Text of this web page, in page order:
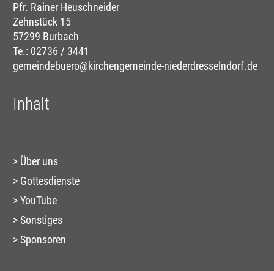
Pfr. Rainer Heuschneider
Zehnstück 15
57299 Burbach
Te.: 02736 / 3441
gemeindebuero@kirchengemeinde-niederdresselndorf.de
Inhalt
Über uns
Gottesdienste
YouTube
Sonstiges
Sponsoren